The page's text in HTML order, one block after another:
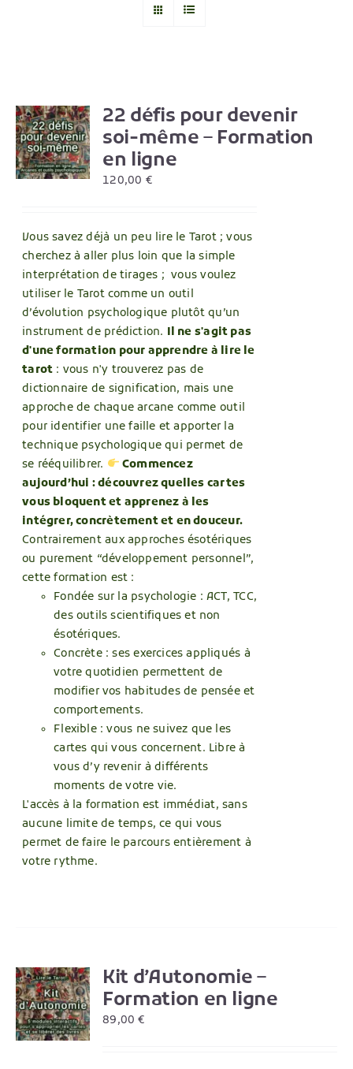
22 défis pour devenir
soi-même – Formation
en ligne
120,00 €
Vous savez déjà un peu lire le Tarot ; vous
cherchez à aller plus loin que la simple
interprétation de tirages ; vous voulez
utiliser le Tarot comme un outil
d’évolution psychologique plutôt qu’un
instrument de prédiction. Il ne s'agit pas
d'une formation pour apprendre à lire le
tarot : vous n'y trouverez pas de
dictionnaire de signification, mais une
approche de chaque arcane comme outil
pour identifier une faille et apporter la
technique psychologique qui permet de
se rééquilibrer.
Commencez
aujourd’hui : découvrez quelles cartes
vous bloquent et apprenez à les
intégrer, concrètement et en douceur.
Contrairement aux approches ésotériques
ou purement “développement personnel”,
cette formation est :
Fondée sur la psychologie : ACT, TCC,
des outils scientifiques et non
ésotériques.
Concrète : ses exercices appliqués à
votre quotidien permettent de
modifier vos habitudes de pensée et
comportements.
Flexible : vous ne suivez que les
cartes qui vous concernent. Libre à
vous d’y revenir à différents
moments de votre vie.
L'accès à la formation est immédiat, sans
aucune limite de temps, ce qui vous
permet de faire le parcours entièrement à
votre rythme.
Kit d’Autonomie –
Formation en ligne
89,00€